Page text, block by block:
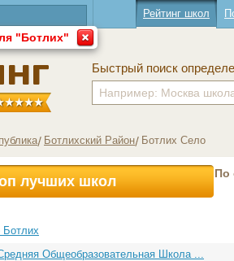
"Ботлих"
Рейтинг школ
Быстрый поиск
Ботлихский Район Ботлих Село
лучших школ По
Общеобразовательная Школа ...